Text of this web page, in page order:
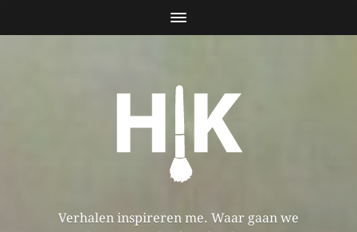
Verhalen inspireren me. Waar gaan we